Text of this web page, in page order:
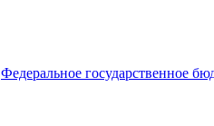
Федеральное государственное